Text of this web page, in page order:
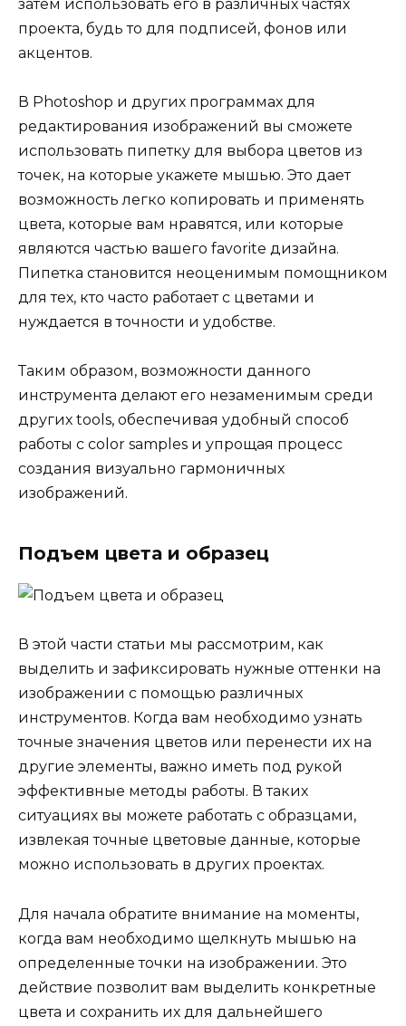
затем использовать его в различных частях
проекта, будь то для подписей, фонов или
акцентов.
В Photoshop и других программах для
редактирования изображений вы сможете
использовать пипетку для выбора цветов из
точек, на которые укажете мышью. Это дает
возможность легко копировать и применять
цвета, которые вам нравятся, или которые
являются частью вашего favorite дизайна.
Пипетка становится неоценимым помощником
для тех, кто часто работает с цветами и
нуждается в точности и удобстве.
Таким образом, возможности данного
инструмента делают его незаменимым среди
других tools, обеспечивая удобный способ
работы с color samples и упрощая процесс
создания визуально гармоничных
изображений.
Подъем цвета и образец
В этой части статьи мы рассмотрим, как
выделить и зафиксировать нужные оттенки на
изображении с помощью различных
инструментов. Когда вам необходимо узнать
точные значения цветов или перенести их на
другие элементы, важно иметь под рукой
эффективные методы работы. В таких
ситуациях вы можете работать с образцами,
извлекая точные цветовые данные, которые
можно использовать в других проектах.
Для начала обратите внимание на моменты,
когда вам необходимо щелкнуть мышью на
определенные точки на изображении. Это
действие позволит вам выделить конкретные
цвета и сохранить их для дальнейшего